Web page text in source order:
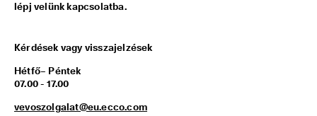
lépj velünk kapcsolatba.
Kérdések vagy visszajelzések
Hétfő– Péntek
07.00 - 17.00
vevoszolgalat@eu.ecco.com